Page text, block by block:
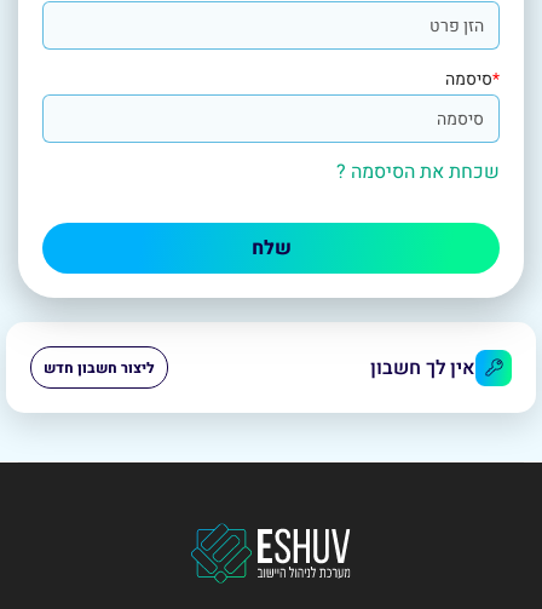
*סיסמה
שכחת את הסיסמה ?
שלח
אין לך חשבון ליצור חשבון חדש